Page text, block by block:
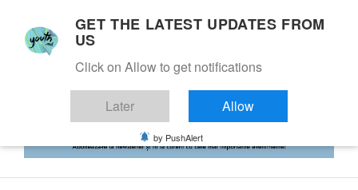
GET THE LATEST UPDATES FROM
US
Click on Allow to get notifications
Later Allow
by PushAlert